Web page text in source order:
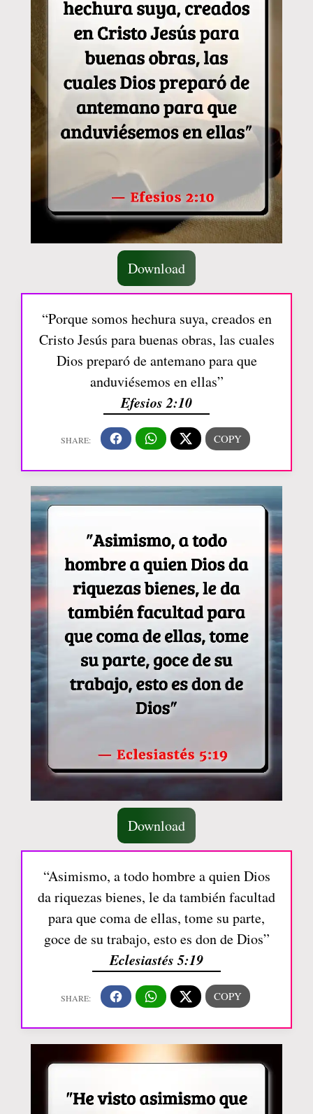
Download
“Porque somos hechura suya, creados en
Cristo Jesús para buenas obras, las cuales
Dios preparó de antemano para que
anduviésemos en ellas”
Efesios 2:10
Download
“Asimismo, a todo hombre a quien Dios
da riquezas bienes, le da también facultad
para que coma de ellas, tome su parte,
goce de su trabajo, esto es don de Dios”
Eclesiastés 5:19